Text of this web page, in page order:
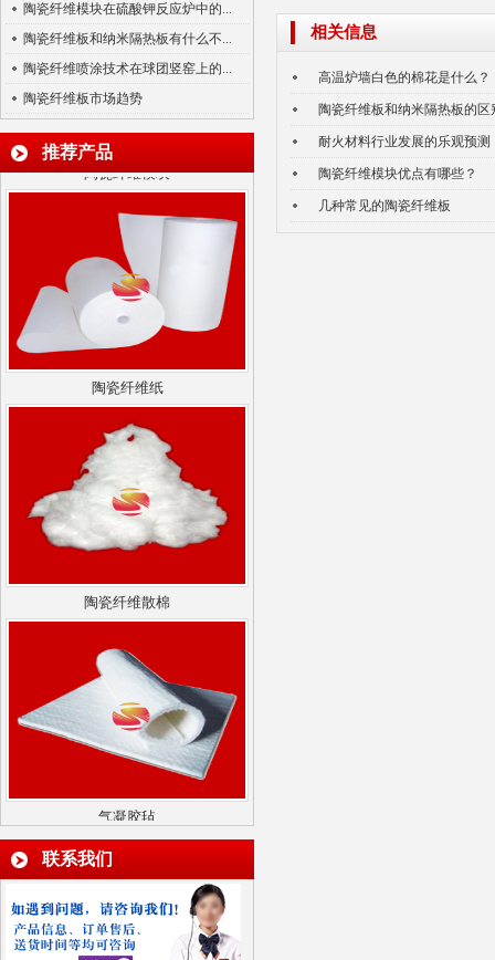
陶瓷纤维模块在硫酸钾反应炉中的...
陶瓷纤维板和纳米隔热板有什么不...
陶瓷纤维喷涂技术在球团竖窑上的...
陶瓷纤维板市场趋势
推荐产品陶瓷纤维模块
联系我们
相关信息
高温炉墙白色的棉花是什么？
陶瓷纤维板和纳米隔热板的区
耐火材料行业发展的乐观预测
陶瓷纤维模块优点有哪些？
几种常见的陶瓷纤维板